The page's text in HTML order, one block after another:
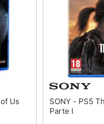
SONY - PS5 The Last of Us
Parte I